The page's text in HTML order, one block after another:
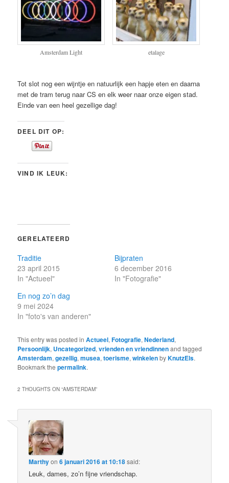
Amsterdam Light etalage
Tot slot nog een wijntje en natuurlijk een hapje eten en daarna
met de tram terug naar CS en elk weer naar onze eigen stad.
Einde van een heel gezellige dag!
DEEL DIT OP:
VIND IK LEUK:
GERELATEERD
Traditie
23 april 2015
In "Actueel"
Bijpraten
6 december 2016
In "Fotografie"
En nog zo’n dag
9 mei 2024
In "foto's van anderen"
This entry was posted inActueel,Fotografie,Nederland,
Persoonlijk, Uncategorized,vrienden en vriendinnenand tagged
Amsterdam,gezellig,musea,toerisme,winkelenbyKnutzEls.
Bookmark thepermalink.
2 THOUGHTS ON “AMSTERDAM”
Marthyon6 januari 2016 at 10:18said:
Leuk, dames, zo’n fijne vriendschap.